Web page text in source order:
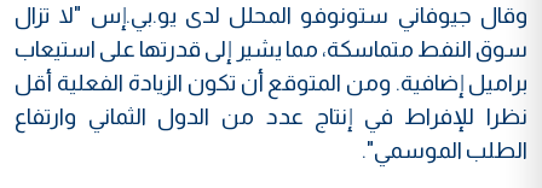
وقال جيوفاني ستونوفو المحلل لدى يو.بي.إس "لا تزال
سوق النفط متماسكة، مما يشير إلى قدرتها على استيعاب
براميل إضافية. ومن المتوقع أن تكون الزيادة الفعلية أقل
نظرا للإفراط في إنتاج عدد من الدول الثماني وارتفاع
الطلب الموسمي".